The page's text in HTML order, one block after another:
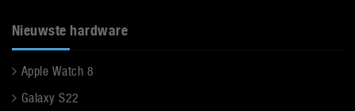
Nieuwste hardware
Apple Watch 8
Galaxy S22